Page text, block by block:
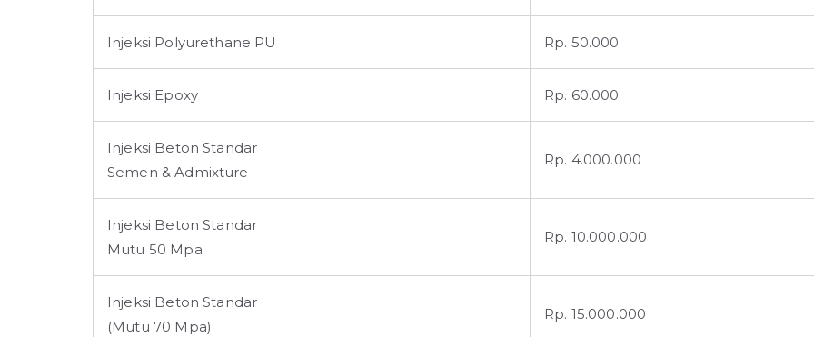
Injeksi Polyurethane PU Rp. 50.000
Injeksi Epoxy Rp. 60.000
Injeksi Beton Standar
Semen & Admixture
Rp. 4.000.000
Injeksi Beton Standar
Mutu 50 Mpa
Rp. 10.000.000
Injeksi Beton Standar
(Mutu 70 Mpa)
Rp. 15.000.000